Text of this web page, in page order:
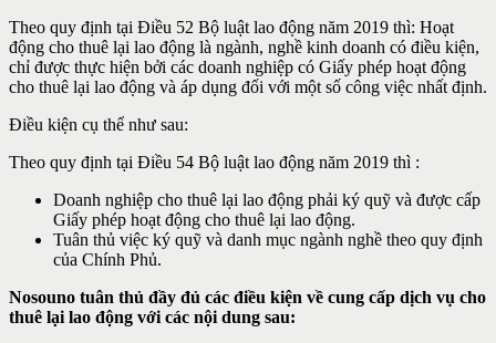
Theo quy định tại Điều 52 Bộ luật lao động năm 2019 thì: Hoạt
động cho thuê lại lao động là ngành, nghề kinh doanh có điều kiện,
chỉ được thực hiện bởi các doanh nghiệp có Giấy phép hoạt động
cho thuê lại lao động và áp dụng đối với một số công việc nhất định.
Điều kiện cụ thể như sau:
Theo quy định tại Điều 54 Bộ luật lao động năm 2019 thì :
Doanh nghiệp cho thuê lại lao động phải ký quỹ và được cấp
Giấy phép hoạt động cho thuê lại lao động.
Tuân thủ việc ký quỹ và danh mục ngành nghề theo quy định
của Chính Phủ.
Nosouno tuân thủ đầy đủ các điều kiện về cung cấp dịch vụ cho
thuê lại lao động với các nội dung sau: